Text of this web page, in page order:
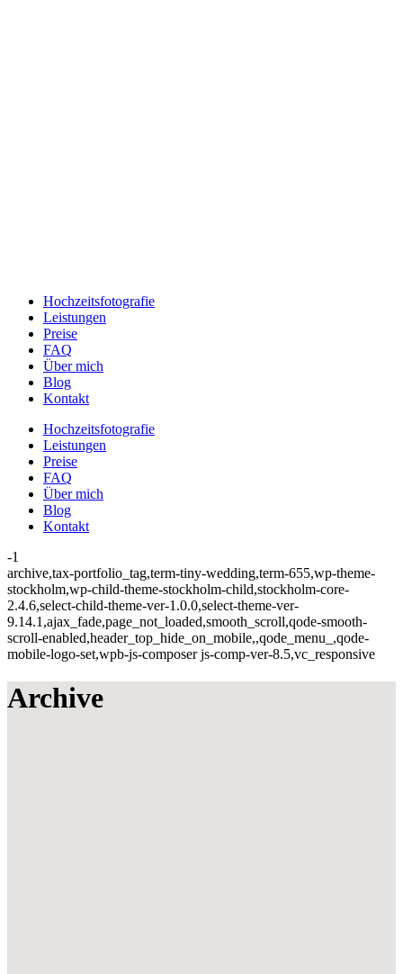
Hochzeitsfotografie
Leistungen
Preise
FAQ
Über mich
Blog
Kontakt
Hochzeitsfotografie
Leistungen
Preise
FAQ
Über mich
Blog
Kontakt
-1
archive,tax-portfolio_tag,term-tiny-wedding,term-655,wp-theme-
stockholm,wp-child-theme-stockholm-child,stockholm-core-
2.4.6,select-child-theme-ver-1.0.0,select-theme-ver-
9.14.1,ajax_fade,page_not_loaded,smooth_scroll,qode-smooth-
scroll-enabled,header_top_hide_on_mobile,,qode_menu_,qode-
mobile-logo-set,wpb-js-composer js-comp-ver-8.5,vc_responsive
Archive